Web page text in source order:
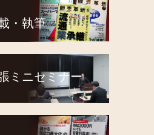
・執筆
ミニセミナー